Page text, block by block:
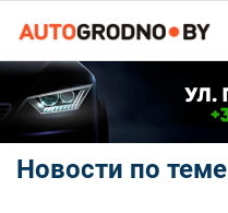
Новости по теме